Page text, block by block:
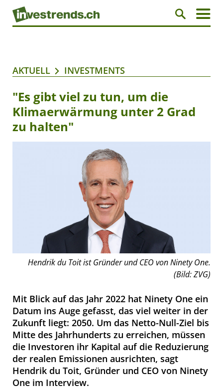
AKTUELL INVESTMENTS
"Es gibt viel zu tun, um die
Klimaerwärmung unter 2 Grad
zu halten"
Hendrik du Toit ist Gründer und CEO von Ninety One.
(Bild: ZVG)
Mit Blick auf das Jahr 2022 hat Ninety One ein
Datum ins Auge gefasst, das viel weiter in der
Zukunft liegt: 2050. Um das Netto-Null-Ziel bis
Mitte des Jahrhunderts zu erreichen, müssen
die Investoren ihr Kapital auf die Reduzierung
der realen Emissionen ausrichten, sagt
Hendrik du Toit, Gründer und CEO von Ninety
One im Interview.